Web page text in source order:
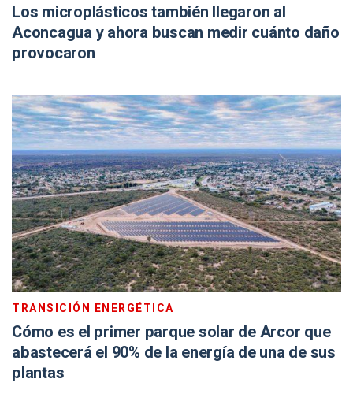
Los microplásticos también llegaron al
Aconcagua y ahora buscan medir cuánto daño
provocaron
TRANSICIÓN ENERGÉTICA
Cómo es el primer parque solar de Arcor que
abastecerá el 90% de la energía de una de sus
plantas